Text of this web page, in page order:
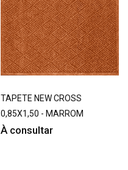
TAPETE NEW CROSS
0,85X1,50 - MARROM
À consultar